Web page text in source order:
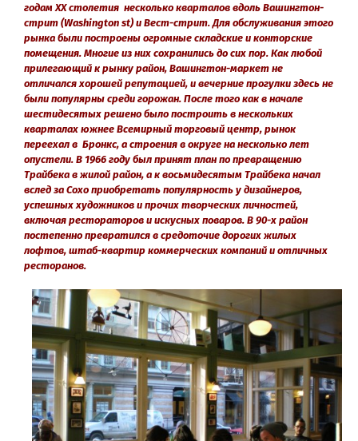
годам XX столетия несколько кварталов вдоль Вашингтон-
стрит (Washington st) и Вест-стрит. Для обслуживания этого
рынка были построены огромные складские и конторские
помещения. Многие из них сохранились до сих пор. Как любой
прилегающий к рынку район, Вашингтон-маркет не
отличался хорошей репутацией, и вечерние прогулки здесь не
были популярны среди горожан. После того как в начале
шестидесятых решено было построить в нескольких
кварталах южнее Всемирный торговый центр, рынок
переехал в Бронкс, а строения в округе на несколько лет
опустели. В 1966 году был принят план по превращению
Трайбека в жилой район, а к восьмидесятым Трайбека начал
вслед за Сохо приобретать популярность у дизайнеров,
успешных художников и прочих творческих личностей,
включая рестораторов и искусных поваров. В 90-х район
постепенно превратился в средоточие дорогих жилых
лофтов, штаб-квартир коммерческих компаний и отличных
ресторанов.